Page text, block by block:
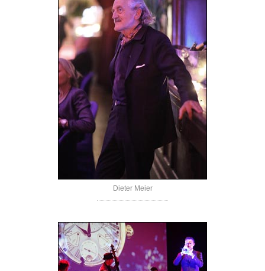
Dieter Meier